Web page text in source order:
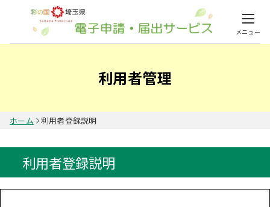
メニュー
利用者管理
ホーム 利用者登録説明
利用者登録説明